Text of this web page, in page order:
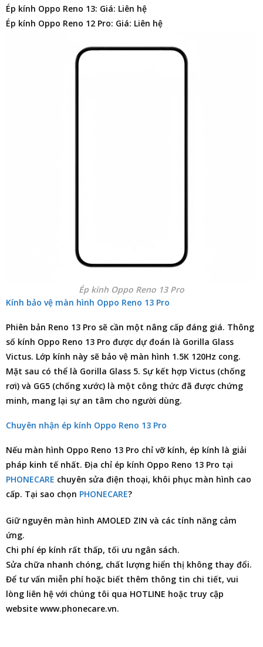
Ép kính Oppo Reno 13: Giá: Liên hệ
Ép kính Oppo Reno 12 Pro: Giá: Liên hệ
Ép kính Oppo Reno 13 Pro
Kính bảo vệ màn hình Oppo Reno 13 Pro
Phiên bản Reno 13 Pro sẽ cần một nâng cấp đáng giá. Thông
số kính Oppo Reno 13 Pro được dự đoán là Gorilla Glass
Victus. Lớp kính này sẽ bảo vệ màn hình 1.5K 120Hz cong.
Mặt sau có thể là Gorilla Glass 5. Sự kết hợp Victus (chống
rơi) và GG5 (chống xước) là một công thức đã được chứng
minh, mang lại sự an tâm cho người dùng.
Chuyên nhận ép kính Oppo Reno 13 Pro
Nếu màn hình Oppo Reno 13 Pro chỉ vỡ kính, ép kính là giải
pháp kinh tế nhất. Địa chỉ ép kính Oppo Reno 13 Pro tại
PHONECARE chuyên sửa điện thoại, khôi phục màn hình cao
cấp. Tại sao chọn PHONECARE?
Giữ nguyên màn hình AMOLED ZIN và các tính năng cảm
ứng.
Chi phí ép kính rất thấp, tối ưu ngân sách.
Sửa chữa nhanh chóng, chất lượng hiển thị không thay đổi.
Để tư vấn miễn phí hoặc biết thêm thông tin chi tiết, vui
lòng liên hệ với chúng tôi qua HOTLINE hoặc truy cập
website www.phonecare.vn.